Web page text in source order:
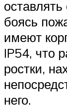
боясь
имеют
IP54, что
ростки,
него.